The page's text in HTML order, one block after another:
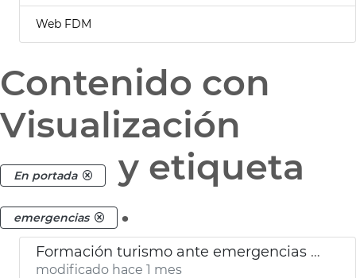
Web FDM
Contenido con
Visualización
En portada y etiqueta
emergencias .
Formación turismo ante emergencias València más Segura
modificado hace 1 mes